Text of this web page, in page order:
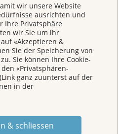
wir unsere Website
ausrichten und
Ihre Privatsphäre
wir Sie um ihr
«Akzeptieren &
Sie der Speicherung von
Sie können Ihre Cookie-
«Privatsphären-
ganz zuunterst auf der
in der
& schliessen